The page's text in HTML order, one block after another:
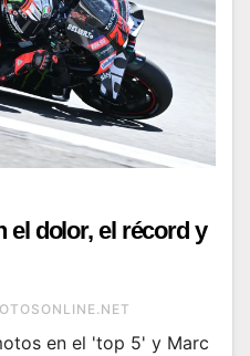
el dolor, el récord y
en el 'top 5' y Marc